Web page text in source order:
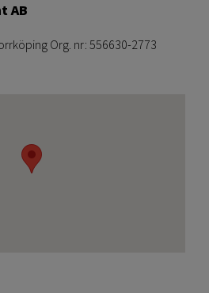
AB
Org. nr: 556630-2773